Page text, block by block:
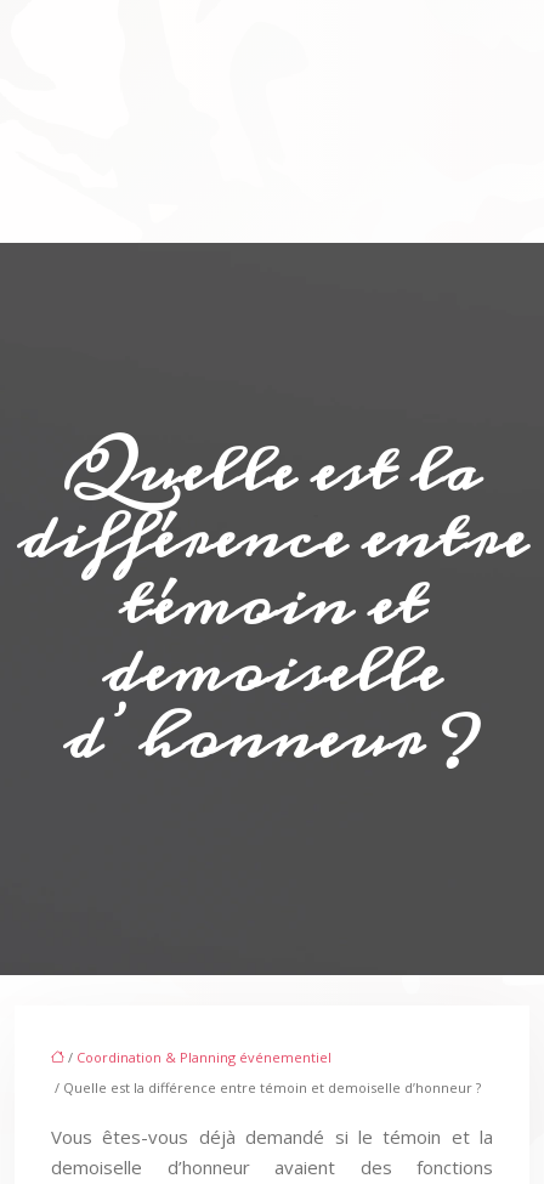
Quelle est la
différence entre
témoin et
demoiselle
d’honneur ?
/ Coordination & Planning événementiel
/ Quelle est la différence entre témoin et demoiselle d’honneur ?
Vous êtes-vous déjà demandé si le témoin et la
demoiselle d’honneur avaient des fonctions